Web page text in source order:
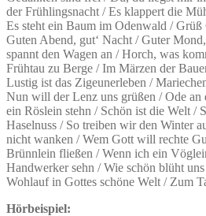
der Frühlingsnacht / Es klappert die
Es steht ein Baum im Odenwald /
Guten Abend, gut‘ Nacht / Guter
spannt den Wagen an / Horch, was
Frühtau zu Berge / Im Märzen der
Lustig ist das Zigeunerleben /
Nun will der Lenz uns grüßen / Ode an
ein Röslein stehn / Schön ist die Welt /
Haselnuss / So treiben wir den Winter
nicht wanken / Wem Gott will rechte
Brünnlein fließen / Wenn ich ein
Handwerker sehn / Wie schön blüht
Wohlauf in Gottes schöne Welt / Zum
Hörbeispiel: